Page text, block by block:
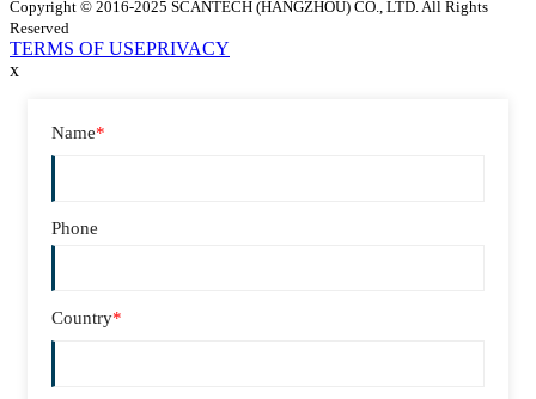
Copyright © 2016-2025 SCANTECH (HANGZHOU) CO., LTD. All Rights
Reserved
TERMS OF USEPRIVACY
x
Name*
Phone
Country*